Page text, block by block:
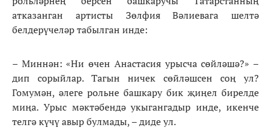
атказанган артисты Зөлфия Вәлиевага шелтә
белдерүчеләр табылган инде:
– Миннән: «Ни өчен Анастасия урысча сөйләшә?» –
дип сорыйлар. Тагын ничек сөйләшсен соң ул?
Гомумән, әлеге рольне башкару бик җиңел бирелде
миңа. Урыс мәктәбендә укыгангадыр инде, икенче
телгә күчү авыр булмады, – диде ул.